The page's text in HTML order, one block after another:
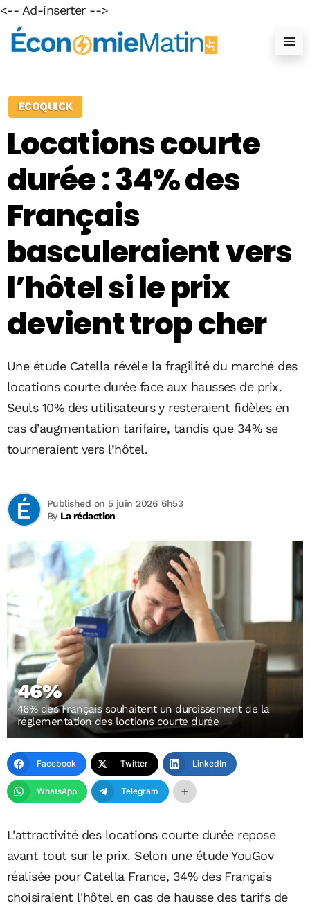
<-- Ad-inserter -->
ECOQUICK
Locations courte
durée : 34% des
Français
basculeraient vers
l’hôtel si le prix
devient trop cher
Une étude Catella révèle la fragilité du marché des
locations courte durée face aux hausses de prix.
Seuls 10% des utilisateurs y resteraient fidèles en
cas d’augmentation tarifaire, tandis que 34% se
tourneraient vers l’hôtel.
By La rédaction
Published on 5 juin 2026 6h53
46%
46% des Français souhaitent un durcissement de la
réglementation des loctions courte durée
Facebook Twitter LinkedIn
WhatsApp Telegram
L'attractivité des locations courte durée repose
avant tout sur le prix. Selon une étude YouGov
réalisée pour Catella France, 34% des Français
choisiraient l'hôtel en cas de hausse des tarifs de